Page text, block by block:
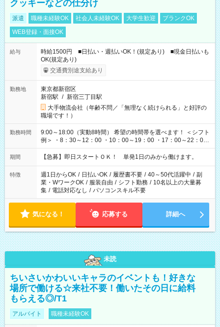
クッキーなどの仕分け
派遣 職種未経験OK 社会人未経験OK 大学生歓迎
ブランクOK
WEB登録・面接OK
給与
時給1500円 ■日払い・週払いOK！(規定あり) ■現金日払いも
OK(規定あり)
交通費別途支給あり
勤務地
東京都新宿区
新宿駅 / 新宿三丁目駅
大手物流会社（年齢不問／「無理なく続けられる」と好評の
職場です！）
勤務時間
9:00～18:00（実動8時間） 希望の時間帯を選べます！ ＜シフト
例＞ ・8：30～12：00 ・10：00～19：00 ・17：00～22：00
・13：00～22：00 ・22：00～翌6：00 など
期間 【急募】即日スタートＯＫ！ 単発1日のみから働けます。
特徴 週1日からOK / 日払いOK / 履歴書不要 / 40～50代活躍中 / 副
業・WワークOK / 服装自由 / シフト勤務 / 10名以上の大量募
集 / 電話対応なし / パソコンスキル不要
気になる！ 応募する 詳細へ
未読
ちいさいかわいいキャラのイベントも！好きな
場所で働ける☆来社不要！働いたその日に給料
もらえる◎/T1
アルバイト 職種未経験OK